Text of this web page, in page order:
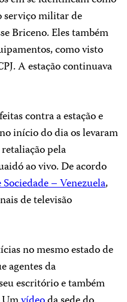
serviço militar de
Briceno. Eles também
como visto
A estação continuava
contra a estação e
início do dia os levaram
pela
ao vivo. De acordo
– Venezuela,
de televisão
no mesmo estado de
agentes da
escritório e também